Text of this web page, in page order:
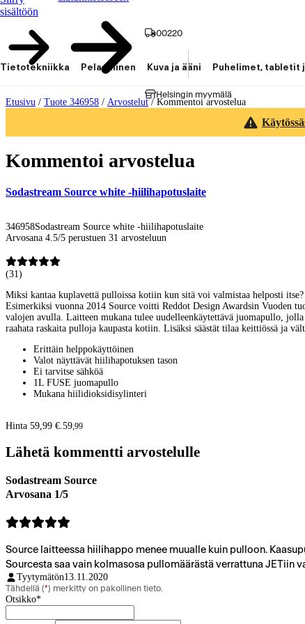
sisältöön
00220
Helsingin myymälä
Tietotekniikka Pelaaminen Kuva ja ääni Puhelimet, tabletit
Etusivu / Tuote 346958 / Arvostelut/ Kommentoi arvostelua
Kommentoi arvostelua
Sodastream Source white -hiilihapotuslaite
346958Sodastream Source white -hiilihapotuslaite
Arvosana 4.5/5 perustuen 31 arvosteluun
(31)
Miksi kantaa kuplavettä pulloissa kotiin kun sitä voi valmistaa helposti
Esimerkiksi vuonna 2014 Source voitti Reddot Design Awardsin Vuoden
valojen avulla. Laitteen mukana tulee uudelleenkäytettävä juomapullo,
raahata raskaita pulloja kaupasta kotiin. Lisäksi säästät tilaa keittiössä ja
Erittäin helppokäyttöinen
Valot näyttävät hiilihapotuksen tason
Ei tarvitse sähköä
1L FUSE juomapullo
Mukana hiilidioksidisylinteri
Hinta 59,99 €.59,99
Lähetä kommentti arvostelulle
Sodastream Source
Arvosana 1/5
Source laitteessa hiilihappo menee muualle kuin pulloon.
Sourcesta saa vain kolmasosa pullomäärästä verrattuna JETiin
Tyytymätön13.11.2020
Tähdellä (*) merkitty on pakollinen tieto.
Otsikko*